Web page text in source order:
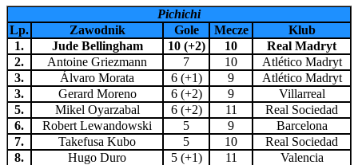
Pichichi
Lp.
Zawodnik Gole Mecze
Klub
1.
Jude Bellingham 10 (+2) 10
Real Madryt
2.
Antoine Griezmann 7 10
Atlético Madryt
3.
Álvaro Morata 6 (+1) 9
Atlético Madryt
3.
Gerard Moreno 6 (+2) 9
Villarreal
5.
Mikel Oyarzabal 6 (+2) 11
Real Sociedad
6.
Robert Lewandowski 5 9
Barcelona
7.
Takefusa Kubo 5 10
Real Sociedad
8.
Hugo Duro 5 (+1) 11
Valencia